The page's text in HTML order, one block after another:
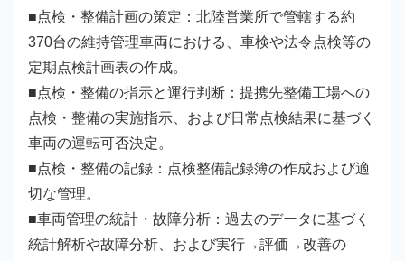
■点検・整備計画の策定：北陸営業所で管轄する約
370台の維持管理車両における、車検や法令点検等の
定期点検計画表の作成。
■点検・整備の指示と運行判断：提携先整備工場への
点検・整備の実施指示、および日常点検結果に基づく
車両の運転可否決定。
■点検・整備の記録：点検整備記録簿の作成および適
切な管理。
■車両管理の統計・故障分析：過去のデータに基づく
統計解析や故障分析、および実行→評価→改善の